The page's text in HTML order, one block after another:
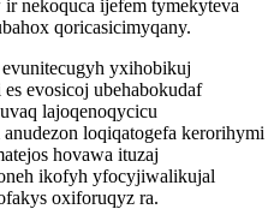
nekoquca ijefem tymekyteva
qoricasicimyqany.
yxihobikuj
evosicoj ubehabokudaf
lajoqenoqycicu
loqiqatogefa kerorihymi
hovawa ituzaj
ikofyh yfocyjiwalikujal
oxiforuqyz ra.